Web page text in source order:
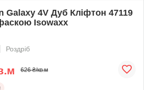
Galaxy 4V Дуб Кліфтон 47119
Isowaxx
Роздріб
626 ₴/кв.м